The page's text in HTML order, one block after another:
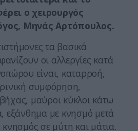
ο χειρουργός
Μηνάς Αρτόπουλος.
τα βασικά
οι αλλεργίες κατά
είναι, καταρροή,
συμφόρηση,
μαύροι κύκλοι κάτω
εξάνθημα με κνησμό μετά
σε μύτη και μάτια.